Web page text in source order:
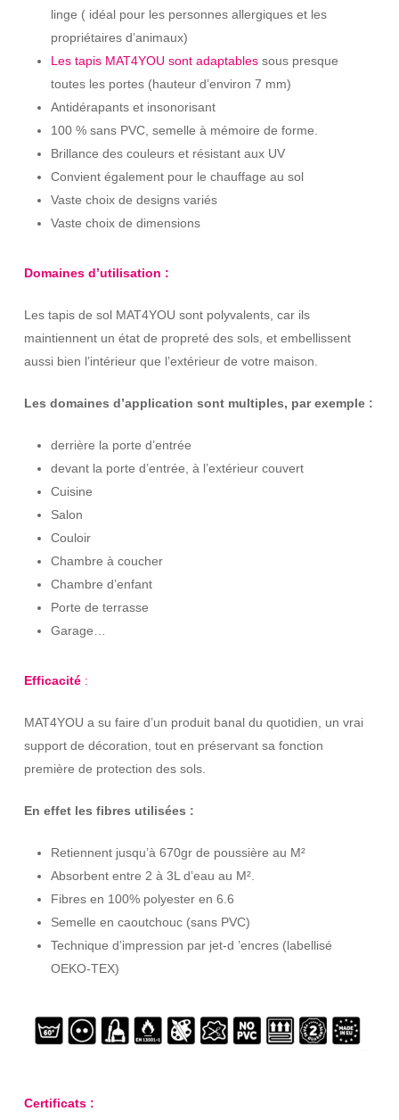
linge ( idéal pour les personnes allergiques et les
propriétaires d’animaux)
Les tapis MAT4YOU sont adaptablessous presque
toutes les portes (hauteur d’environ 7 mm)
Antidérapants et insonorisant
100 % sans PVC, semelle à mémoire de forme.
Brillance des couleurs et résistant aux UV
Convient également pour le chauffage au sol
Vaste choix de designs variés
Vaste choix de dimensions
Domaines d’utilisation :
Les tapis de sol MAT4YOU sont polyvalents, car ils
maintiennent un état de propreté des sols, et embellissent
aussi bien l’intérieur que l’extérieur de votre maison.
Les domaines d’application sont multiples, par exemple :
derrière la porte d’entrée
devant la porte d’entrée, à l’extérieur couvert
Cuisine
Salon
Couloir
Chambre à coucher
Chambre d’enfant
Porte de terrasse
Garage…
Efficacité :
MAT4YOU a su faire d’un produit banal du quotidien, un vrai
support de décoration, tout en préservant sa fonction
première de protection des sols.
En effet les fibres utilisées :
Retiennent jusqu’à 670gr de poussière au M²
Absorbent entre 2 à 3L d’eau au M².
Fibres en 100% polyester en 6.6
Semelle en caoutchouc (sans PVC)
Technique d’impression par jet-d ’encres (labellisé
OEKO-TEX)
Certificats :